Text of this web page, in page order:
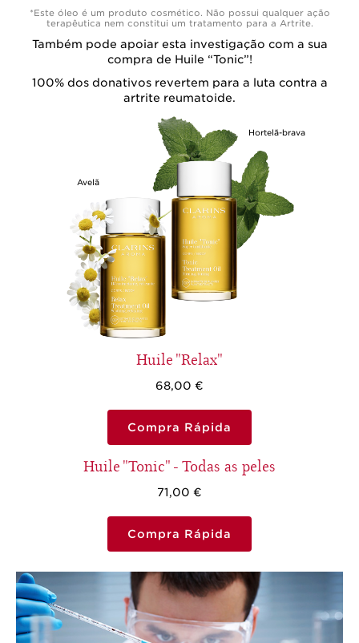
Hortelã-brava
Avelã
*Este óleo é um produto cosmético. Não possui qualquer ação
terapêutica nem constitui um tratamento para a Artrite.
Também pode apoiar esta investigação com a sua
compra de Huile “Tonic”!
100% dos donativosrevertem para a luta contra a
artrite reumatoide.
Huile "Relax"
68,00 €
Compra Rápida
Huile "Tonic" - Todas as peles
71,00 €
Compra Rápida